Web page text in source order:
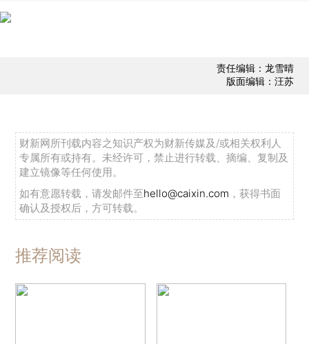
责任编辑：龙雪晴
版面编辑：汪苏
财新网所刊载内容之知识产权为财新传媒及/或相关权利人
专属所有或持有。未经许可，禁止进行转载、摘编、复制及
建立镜像等任何使用。
如有意愿转载，请发邮件至hello@caixin.com ，获得书面
确认及授权后，方可转载。
推荐阅读